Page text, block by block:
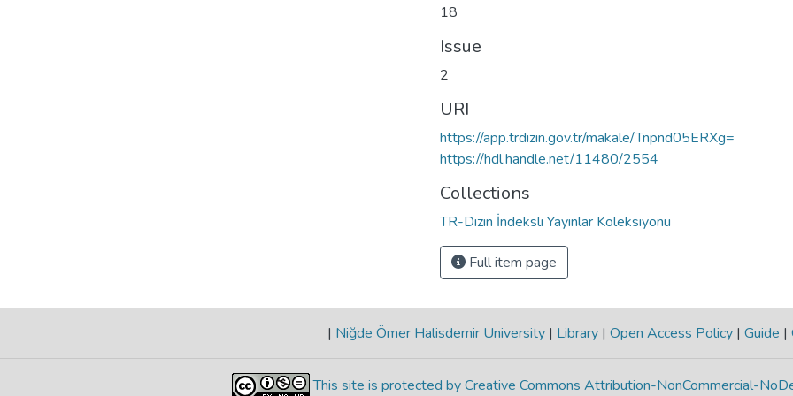
18
Issue
2
URI
https://app.trdizin.gov.tr/makale/Tnpnd05ERXg=
https://hdl.handle.net/11480/2554
Collections
TR-Dizin İndeksli Yayınlar Koleksiyonu
Full item page
| Niğde Ömer Halisdemir University | Library | Open Access Policy | Guide |
This site is protected by Creative Commons Attribution-NonCommercial-